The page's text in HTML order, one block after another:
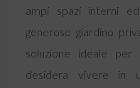
ampi spazi interni
generoso giardino
soluzione ideale
desidera vivere in